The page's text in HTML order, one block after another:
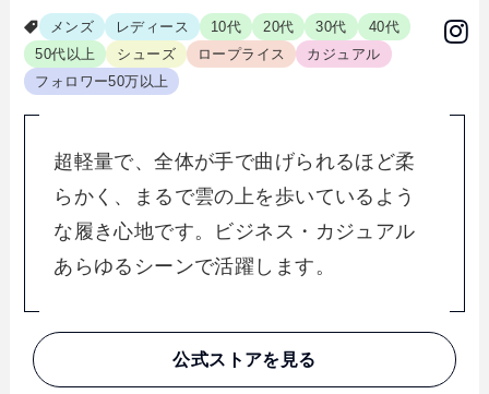
メンズ レディース 10代 20代 30代
40代
50代以上
シューズ ロープライス
カジュアル
フォロワー50万以上
超軽量で、全体が手で曲げられるほど柔
らかく、まるで雲の上を歩いているよう
な履き心地です。ビジネス・カジュアル
あらゆるシーンで活躍します。
公式ストアを見る